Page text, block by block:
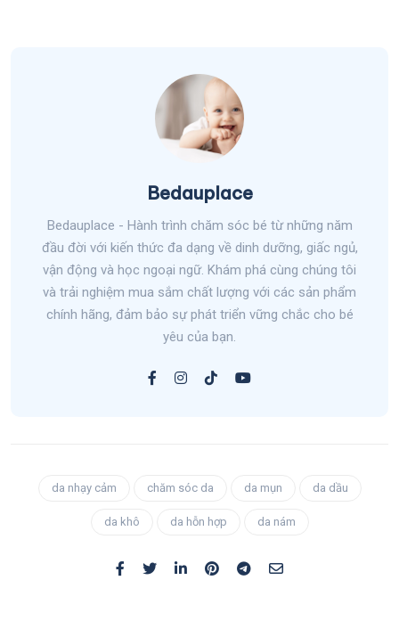
Bedauplace
Bedauplace - Hành trình chăm sóc bé từ những năm
đầu đời với kiến thức đa dạng về dinh dưỡng, giấc ngủ,
vận động và học ngoại ngữ. Khám phá cùng chúng tôi
và trải nghiệm mua sắm chất lượng với các sản phẩm
chính hãng, đảm bảo sự phát triển vững chắc cho bé
yêu của bạn.
da nhạy cảm chăm sóc da da mụn da dầu
da khô da hỗn hợp da nám